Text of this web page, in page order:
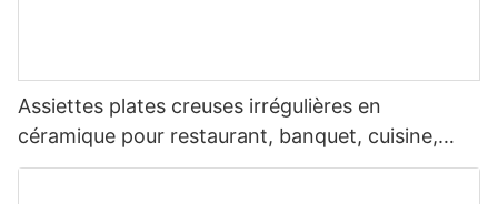
Assiettes plates creuses irrégulières en
céramique pour restaurant, banquet, cuisine,
maison, hôtel, vaisselle commerciale pour steak,